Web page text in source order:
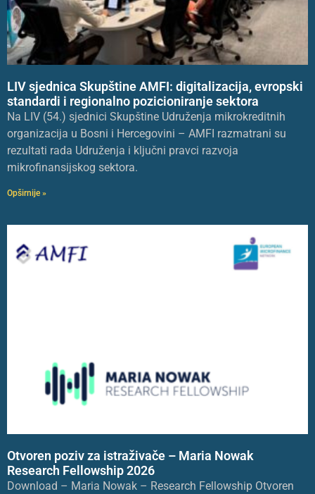
LIV sjednica Skupštine AMFI: digitalizacija, evropski
standardi i regionalno pozicioniranje sektora
Na LIV (54.) sjednici Skupštine Udruženja mikrokreditnih
organizacija u Bosni i Hercegovini – AMFI razmatrani su
rezultati rada Udruženja i ključni pravci razvoja
mikrofinansijskog sektora.
Opširnije »
Otvoren poziv za istraživače – Maria Nowak
Research Fellowship 2026
Download – Maria Nowak – Research Fellowship Otvoren